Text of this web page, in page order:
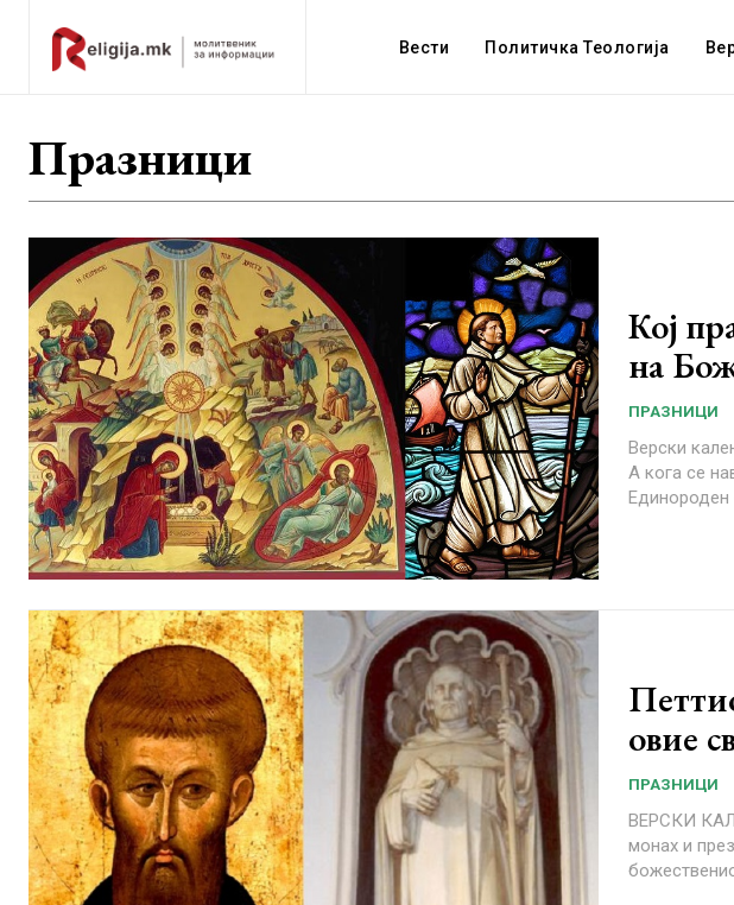
Вести Политичка Теологија
Празници
Кој
на
ПРАЗНИЦИ
Верски календар/ 07.01 МПЦ-ОА/
А кога се
Единороден
овие
ПРАЗНИЦИ
ВЕРСКИ КАЛЕНДАР :5
монах и презвитер. Свети Наум му беше